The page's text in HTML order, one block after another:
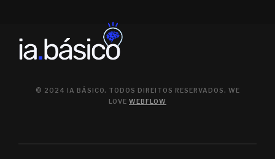
© 2024 IA BÁSICO. TODOS DIREITOS RESERVADOS. WE
LOVE WEBFLOW